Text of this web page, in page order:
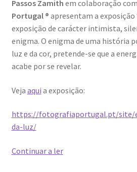
Ana Dias – Uma viagem ao
Ana Manuel Mestre vence
Évora
Cabo Mondego
Encontros da Imagem
Passos Zamith em colaboração com
Portugal ® apresentam a exposição
exposição de carácter intimista,
enigma. O enigma de uma história
luz e da cor, pretende-se que a
acabe por se revelar.
Veja aqui a exposição:
https://fotografiaportugal.pt/site/
da-luz/
Continuar a lerPassos